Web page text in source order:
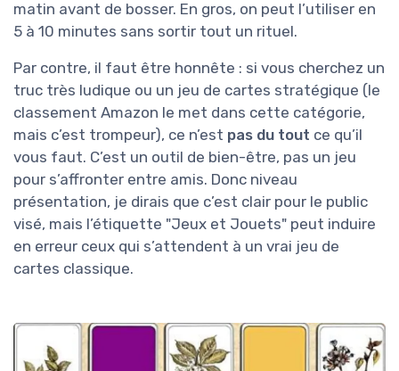
matin avant de bosser. En gros, on peut l’utiliser en
5 à 10 minutes sans sortir tout un rituel.
Par contre, il faut être honnête : si vous cherchez un
truc très ludique ou un jeu de cartes stratégique (le
classement Amazon le met dans cette catégorie,
mais c’est trompeur), ce n’est pas du tout ce qu’il
vous faut. C’est un outil de bien-être, pas un jeu
pour s’affronter entre amis. Donc niveau
présentation, je dirais que c’est clair pour le public
visé, mais l’étiquette "Jeux et Jouets" peut induire
en erreur ceux qui s’attendent à un vrai jeu de
cartes classique.